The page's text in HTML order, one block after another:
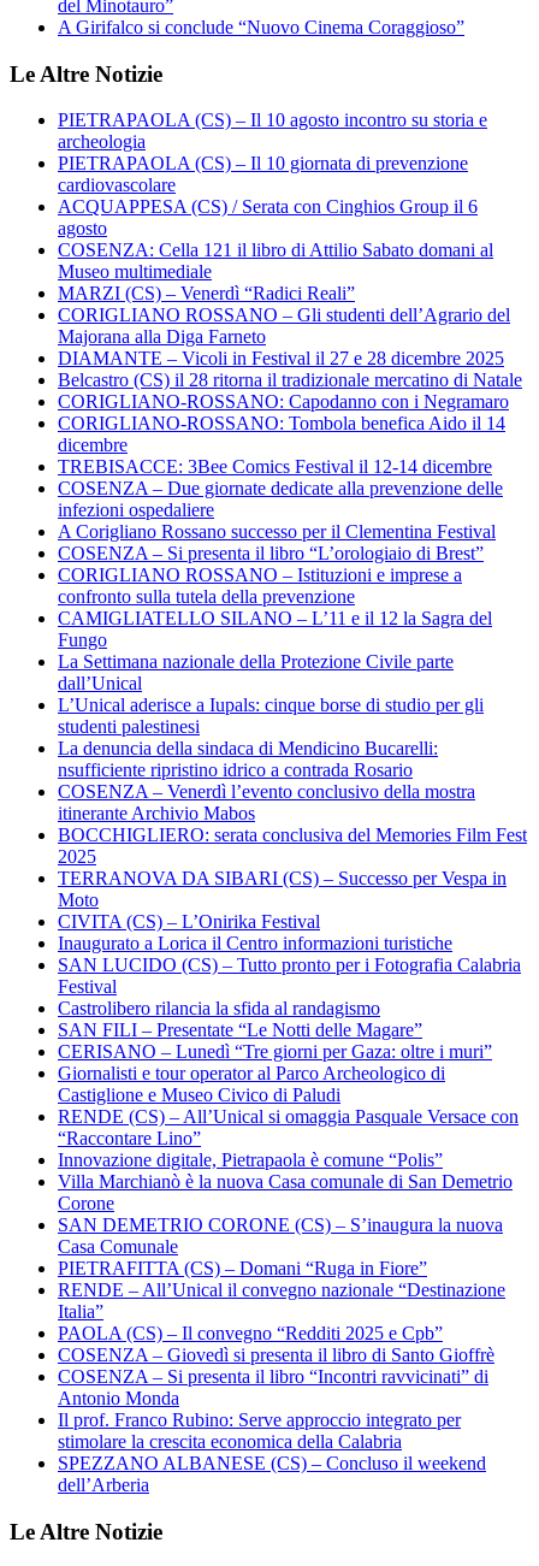
del Minotauro”
A Girifalco si conclude “Nuovo Cinema Coraggioso”
Le Altre Notizie
PIETRAPAOLA (CS) – Il 10 agosto incontro su storia e
archeologia
PIETRAPAOLA (CS) – Il 10 giornata di prevenzione
cardiovascolare
ACQUAPPESA (CS) / Serata con Cinghios Group il 6
agosto
COSENZA: Cella 121 il libro di Attilio Sabato domani al
Museo multimediale
MARZI (CS) – Venerdì “Radici Reali”
CORIGLIANO ROSSANO – Gli studenti dell’Agrario del
Majorana alla Diga Farneto
DIAMANTE – Vicoli in Festival il 27 e 28 dicembre 2025
Belcastro (CS) il 28 ritorna il tradizionale mercatino di Natale
CORIGLIANO-ROSSANO: Capodanno con i Negramaro
CORIGLIANO-ROSSANO: Tombola benefica Aido il 14
dicembre
TREBISACCE: 3Bee Comics Festival il 12-14 dicembre
COSENZA – Due giornate dedicate alla prevenzione delle
infezioni ospedaliere
A Corigliano Rossano successo per il Clementina Festival
COSENZA – Si presenta il libro “L’orologiaio di Brest”
CORIGLIANO ROSSANO – Istituzioni e imprese a
confronto sulla tutela della prevenzione
CAMIGLIATELLO SILANO – L’11 e il 12 la Sagra del
Fungo
La Settimana nazionale della Protezione Civile parte
dall’Unical
L’Unical aderisce a Iupals: cinque borse di studio per gli
studenti palestinesi
La denuncia della sindaca di Mendicino Bucarelli:
nsufficiente ripristino idrico a contrada Rosario
COSENZA – Venerdì l’evento conclusivo della mostra
itinerante Archivio Mabos
BOCCHIGLIERO: serata conclusiva del Memories Film Fest
2025
TERRANOVA DA SIBARI (CS) – Successo per Vespa in
Moto
CIVITA (CS) – L’Onirika Festival
Inaugurato a Lorica il Centro informazioni turistiche
SAN LUCIDO (CS) – Tutto pronto per i Fotografia Calabria
Festival
Castrolibero rilancia la sfida al randagismo
SAN FILI – Presentate “Le Notti delle Magare”
CERISANO – Lunedì “Tre giorni per Gaza: oltre i muri”
Giornalisti e tour operator al Parco Archeologico di
Castiglione e Museo Civico di Paludi
RENDE (CS) – All’Unical si omaggia Pasquale Versace con
“Raccontare Lino”
Innovazione digitale, Pietrapaola è comune “Polis”
Villa Marchianò è la nuova Casa comunale di San Demetrio
Corone
SAN DEMETRIO CORONE (CS) – S’inaugura la nuova
Casa Comunale
PIETRAFITTA (CS) – Domani “Ruga in Fiore”
RENDE – All’Unical il convegno nazionale “Destinazione
Italia”
PAOLA (CS) – Il convegno “Redditi 2025 e Cpb”
COSENZA – Giovedì si presenta il libro di Santo Gioffrè
COSENZA – Si presenta il libro “Incontri ravvicinati” di
Antonio Monda
Il prof. Franco Rubino: Serve approccio integrato per
stimolare la crescita economica della Calabria
SPEZZANO ALBANESE (CS) – Concluso il weekend
dell’Arberia
Le Altre Notizie